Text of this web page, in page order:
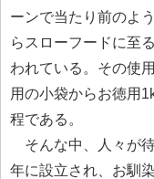
ーンで当たり前のよ
らスローフードに至
われている。その使
用の小袋からお徳用
程である。
そんな中、人々が
年に設立され、お馴